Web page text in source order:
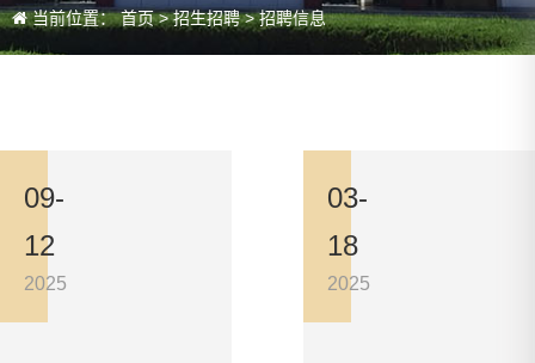
当前位置：首页>招生招聘>招聘信息
09-
12
2025
03-
18
2025